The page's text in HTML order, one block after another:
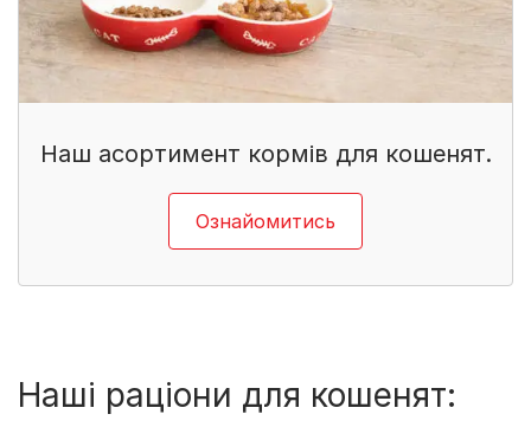
Наш асортимент кормів для кошенят.
Ознайомитись
Наші раціони для кошенят: